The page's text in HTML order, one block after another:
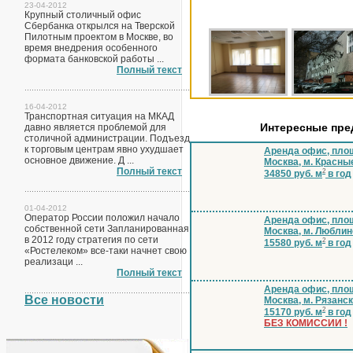
23-04-2012
Крупный столичный офис
Сбербанка открылся на Тверской
Пилотным проектом в Москве, во
время внедрения особенного
формата банковской работы ...
Полный текст
16-04-2012
Транспортная ситуация на МКАД
давно является проблемой для
столичной администрации. Подъезд
к торговым центрам явно ухудшает
основное движение. Д ...
Полный текст
01-04-2012
Оператор России положил начало
собственной сети Запланированная
в 2012 году стратегия по сети
«Ростелеком» все-таки начнет свою
реализаци ...
Полный текст
Все новости
Интересные
Аренда офис,
Москва, м.
34850 руб. м2 в год
Аренда офис,
Москва, м.
15580 руб. м2 в год
Аренда офис,
Москва, м.
15170 руб. м2 в год
БЕЗ КОМИССИИ !